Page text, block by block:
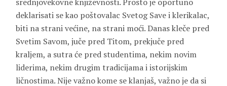
deklarisati se kao poštovalac Svetog Save i klerikalac,
biti na strani većine, na strani moći. Danas kleče pred
Svetim Savom, juče pred Titom, prekjuče pred
kraljem, a sutra će pred studentima, nekim novim
liderima, nekim drugim tradicijama i istorijskim
ličnostima. Nije važno kome se klanjaš, važno je da si